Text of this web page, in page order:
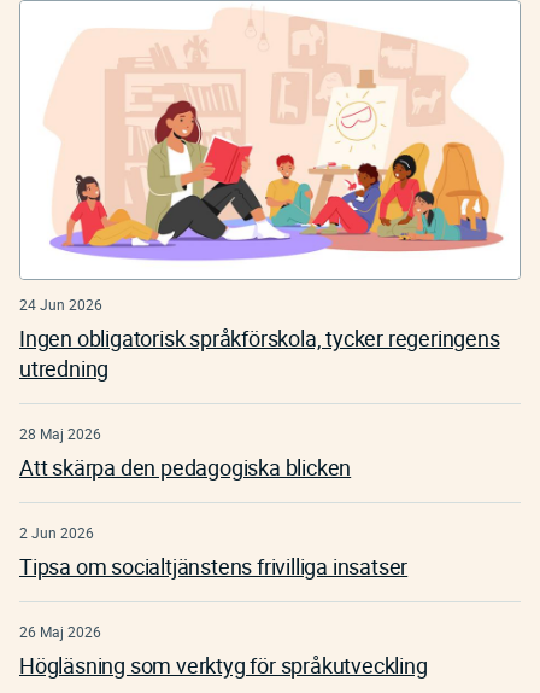
24 Jun 2026
Ingen obligatorisk språkförskola, tycker regeringens
utredning
28 Maj 2026
Att skärpa den pedagogiska blicken
2 Jun 2026
Tipsa om socialtjänstens frivilliga insatser
26 Maj 2026
Högläsning som verktyg för språkutveckling